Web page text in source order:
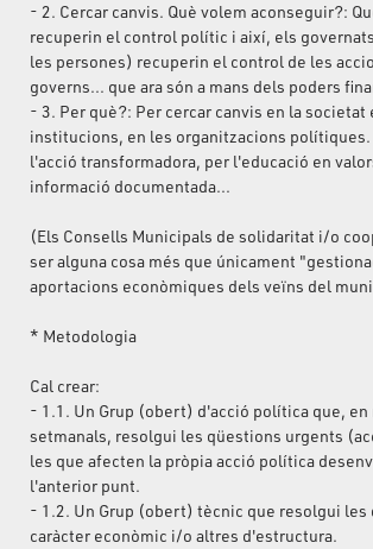
- 2. Cercar canvis. Què volem aconseguir?:
recuperin el control polític i així, els
les persones) recuperin el control de les
governs... que ara són a mans dels poders
- 3. Per què?: Per cercar canvis en la societat
institucions, en les organitzacions polítiques.
l'acció transformadora, per l'educació en
informació documentada...
(Els Consells Municipals de solidaritat i/o
ser alguna cosa més que únicament
aportacions econòmiques dels veïns del
* Metodologia
Cal crear:
- 1.1. Un Grup (obert) d'acció política que, en
setmanals, resolgui les qüestions urgents
les que afecten la pròpia acció política
l'anterior punt.
- 1.2. Un Grup (obert) tècnic que resolgui les
caràcter econòmic i/o altres d'estructura.